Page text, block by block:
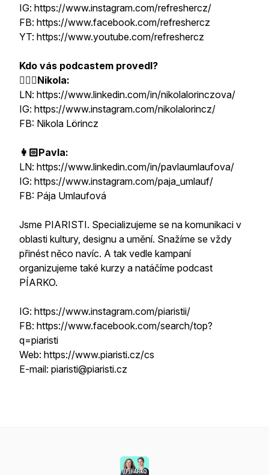
IG: https://www.instagram.com/refreshercz/
FB: https://www.facebook.com/refreshercz
YT: https://www.youtube.com/refreshercz
Kdo vás podcastem provedl?
👱🏻‍♀️Nikola:
LN: https://www.linkedin.com/in/nikolalorinczova/
IG: https://www.instagram.com/nikolalorincz/
FB: Nikola Lörincz
👩🏻Pavla:
LN: https://www.linkedin.com/in/pavlaumlaufova/
IG: https://www.instagram.com/paja_umlauf/
FB: Pája Umlaufová
Jsme PIARISTI. Specializujeme se na komunikaci v
oblasti kultury, designu a umění. Snažíme se vždy
přinést něco navíc. A tak vedle kampaní
organizujeme také kurzy a natáčíme podcast
PÍARKO.
IG: https://www.instagram.com/piaristii/
FB: https://www.facebook.com/search/top?
q=piaristi
Web: https://www.piaristi.cz/cs
E-mail: piaristi@piaristi.cz